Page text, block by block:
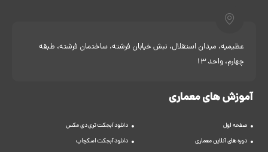
عظیمیه، میدان استقلال، نبش خیابان فرشته، ساختمان فرشته، طبقه
چهارم، واحد 13
آموزش های معماری
صفحه اول
دوره های آنلاین معماری
دانلود آبجکت تری دی مکس
دانلود آبجکت اسکچاپ